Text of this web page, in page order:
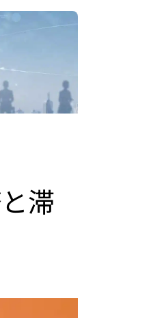
誹謗中傷加害者の弁護
リスティング汚染の
滞